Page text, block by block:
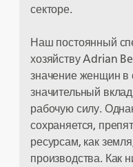
секторе.
Наш постоянный
хозяйству Adrian
значение женщин в
значительный
рабочую силу.
сохраняется,
ресурсам, как
производства. Как